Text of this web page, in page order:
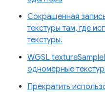
Сокращенная
текстуры там, где
текстуры.
WGSL
одномерные
Прекратить